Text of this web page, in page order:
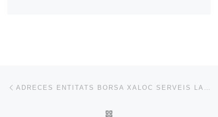
Navegación de entradas